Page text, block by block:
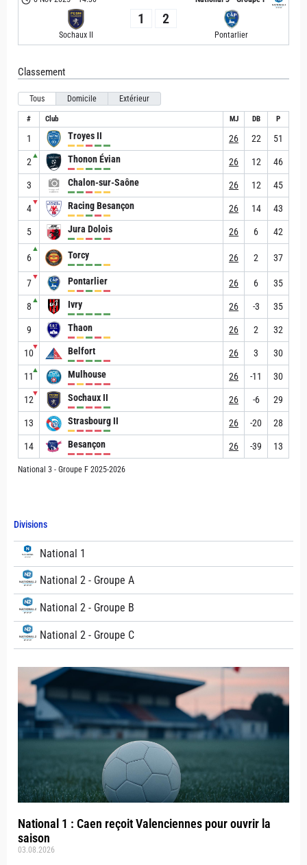
Divisions
National 1
National 2 - Groupe A
National 2 - Groupe B
National 2 - Groupe C
National 1 : Caen reçoit Valenciennes pour ouvrir la
saison
03.08.2026
Sochaux II
1 2
Pontarlier
Classement
Tous Domicile Extérieur
# Club MJ DB P
1 Troyes II 26 22 51
2
▲ Thonon Évian 26 12 46
3 Chalon-sur-Saône 26 12 45
4
▼ Racing Besançon 26 14 43
5 Jura Dolois 26 6 42
6
▲
Torcy 26 2 37
7
▼ Pontarlier 26 6 35
8
▲ Ivry 26 -3 35
9 Thaon 26 2 32
10
▼ Belfort 26 3 30
11
▲ Mulhouse 26 -11 30
12
▼ Sochaux II 26 -6 29
13 Strasbourg II 26 -20 28
14 Besançon 26 -39 13
National 3 - Groupe F 2025-2026